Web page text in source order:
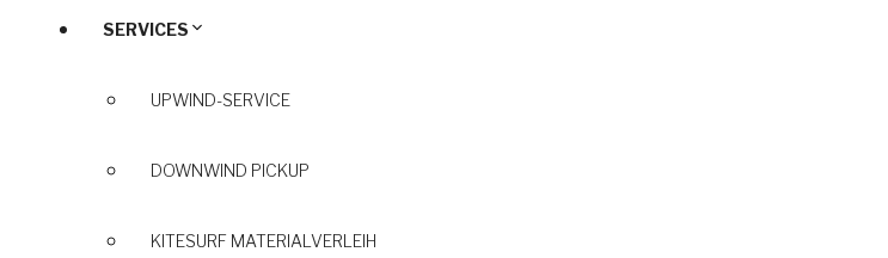
SERVICES
UPWIND-SERVICE
DOWNWIND PICKUP
KITESURF MATERIALVERLEIH